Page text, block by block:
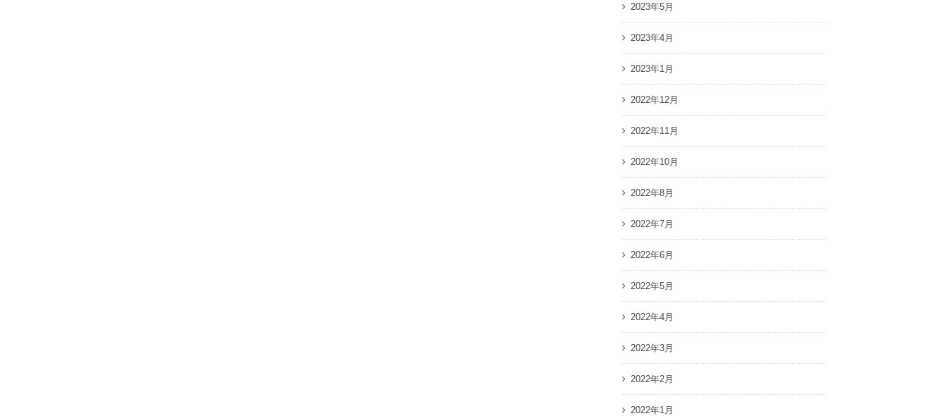
2023年5月
2023年4月
2023年1月
2022年12月
2022年11月
2022年10月
2022年8月
2022年7月
2022年6月
2022年5月
2022年4月
2022年3月
2022年2月
2022年1月